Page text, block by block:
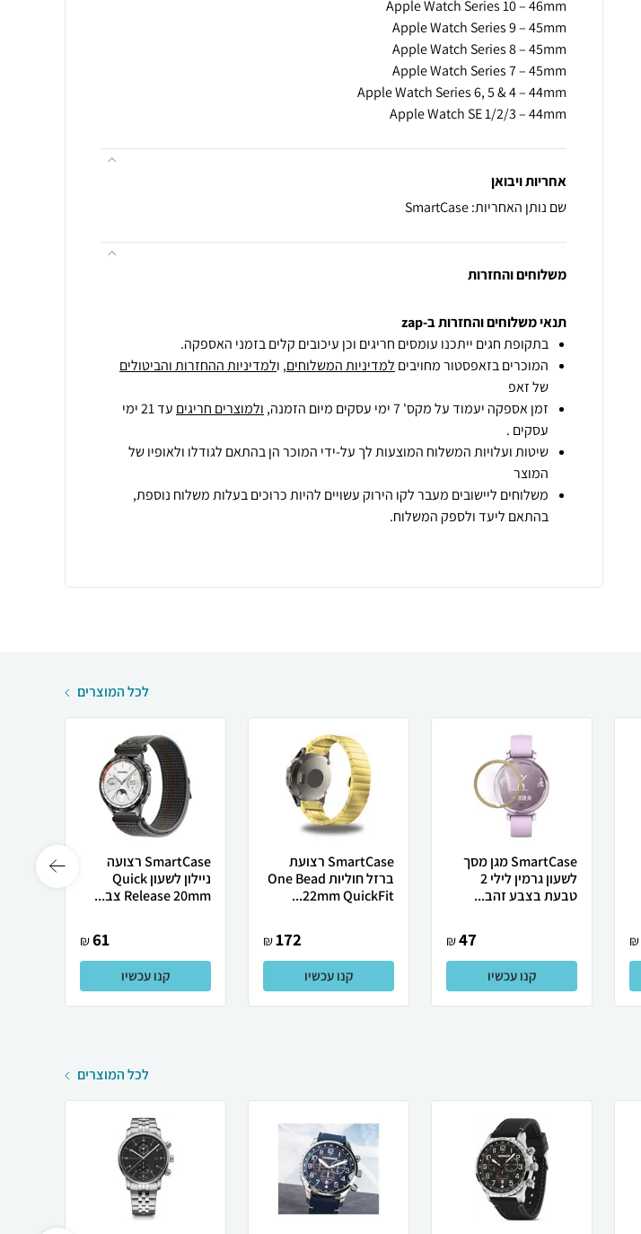
Apple Watch SE 1/2/3 – 44mm
אחריות ויבואן
שם נותן האחריות: SmartCase
משלוחים והחזרות
תנאי משלוחים והחזרות ב-zap
בתקופת חגים ייתכנו עומסים חריגים וכן עיכובים קלים בזמני האספקה.
המוכרים בזאפסטור מחויבים למדיניות המשלוחים, ולמדיניות ההחזרות והביטולים
של זאפ
זמן אספקה יעמוד על מקס' 7 ימי עסקים מיום הזמנה,
ולמוצרים חריגים
עד 21 ימי
עסקים .
שיטות ועלויות המשלוח המוצעות לך על-ידי המוכר הן בהתאם לגודלו ולאופיו של
המוצר
משלוחים ליישובים מעבר לקו הירוק עשויים להיות כרוכים בעלות משלוח נוספת,
בהתאם ליעד ולספק המשלוח.
לכל המוצרים
₪
SmartCase מגן מסך
לשעון גרמין לילי 2
טבעת בצבע זהב...
47
₪
קנו עכשיו
SmartCase רצועת
ברזל חוליות One Bead
22mm QuickFit...
172
₪
קנו עכשיו
SmartCase רצועה
ניילון לשעון Quick
Release 20mm צב...
61
₪
קנו עכשיו
לכל המוצרים